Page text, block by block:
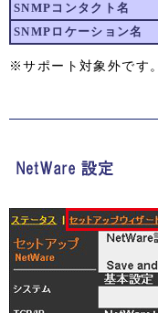
SNMPコンタクト名
SNMPロケーション名
※サポート対象外です。